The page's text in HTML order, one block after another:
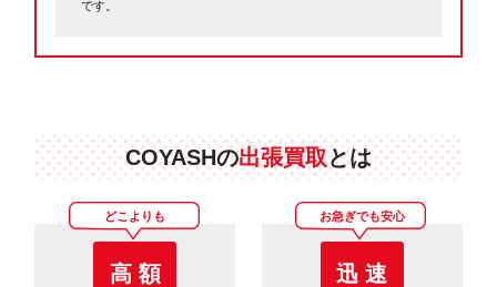
です。
COYASHの出張買取とは
どこよりも
高 額
お急ぎでも安心
迅 速